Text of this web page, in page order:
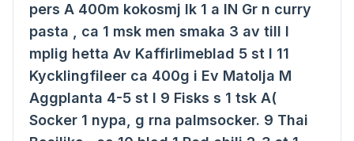
pers A 400m kokosmj lk 1 a IN Gr n curry
pasta , ca 1 msk men smaka 3 av till l
mplig hetta Av Kaffirlimeblad 5 st I 11
Kycklingfileer ca 400g i Ev Matolja M
Aggplanta 4-5 st I 9 Fisks s 1 tsk A(
Socker 1 nypa, g rna palmsocker. 9 Thai